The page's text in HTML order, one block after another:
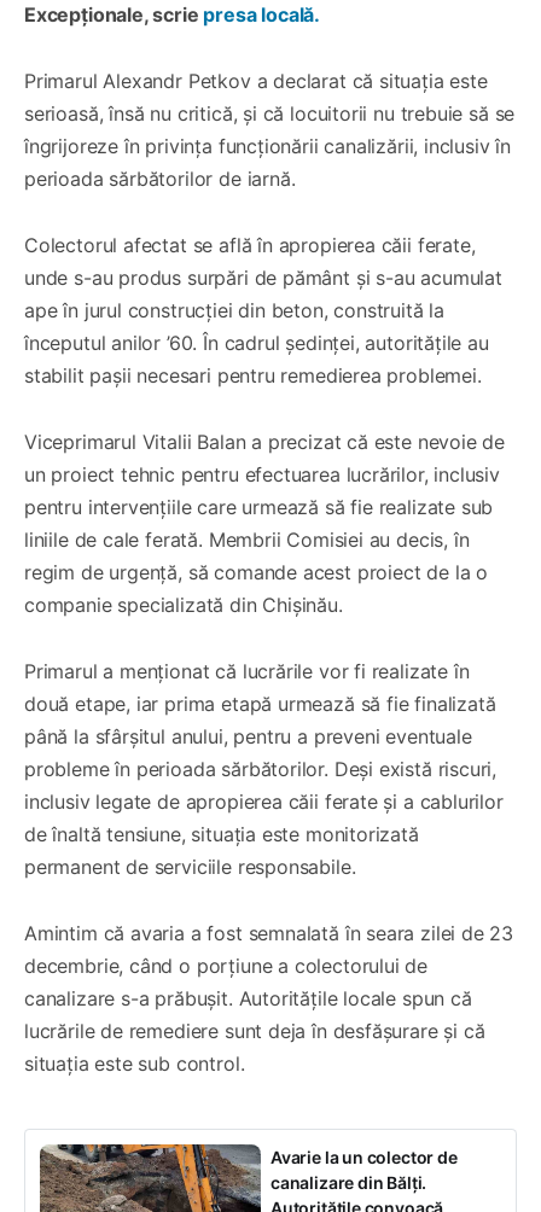
Excepționale, scrie presa locală.
Primarul Alexandr Petkov a declarat că situația este
serioasă, însă nu critică, și că locuitorii nu trebuie să se
îngrijoreze în privința funcționării canalizării, inclusiv în
perioada sărbătorilor de iarnă.
Colectorul afectat se află în apropierea căii ferate,
unde s-au produs surpări de pământ și s-au acumulat
ape în jurul construcției din beton, construită la
începutul anilor ’60. În cadrul ședinței, autoritățile au
stabilit pașii necesari pentru remedierea problemei.
Viceprimarul Vitalii Balan a precizat că este nevoie de
un proiect tehnic pentru efectuarea lucrărilor, inclusiv
pentru intervențiile care urmează să fie realizate sub
liniile de cale ferată. Membrii Comisiei au decis, în
regim de urgență, să comande acest proiect de la o
companie specializată din Chișinău.
Primarul a menționat că lucrările vor fi realizate în
două etape, iar prima etapă urmează să fie finalizată
până la sfârșitul anului, pentru a preveni eventuale
probleme în perioada sărbătorilor. Deși există riscuri,
inclusiv legate de apropierea căii ferate și a cablurilor
de înaltă tensiune, situația este monitorizată
permanent de serviciile responsabile.
Amintim că avaria a fost semnalată în seara zilei de 23
decembrie, când o porțiune a colectorului de
canalizare s-a prăbușit. Autoritățile locale spun că
lucrările de remediere sunt deja în desfășurare și că
situația este sub control.
Avarie la un colector de
canalizare din Bălți.
Autoritățile convoacă